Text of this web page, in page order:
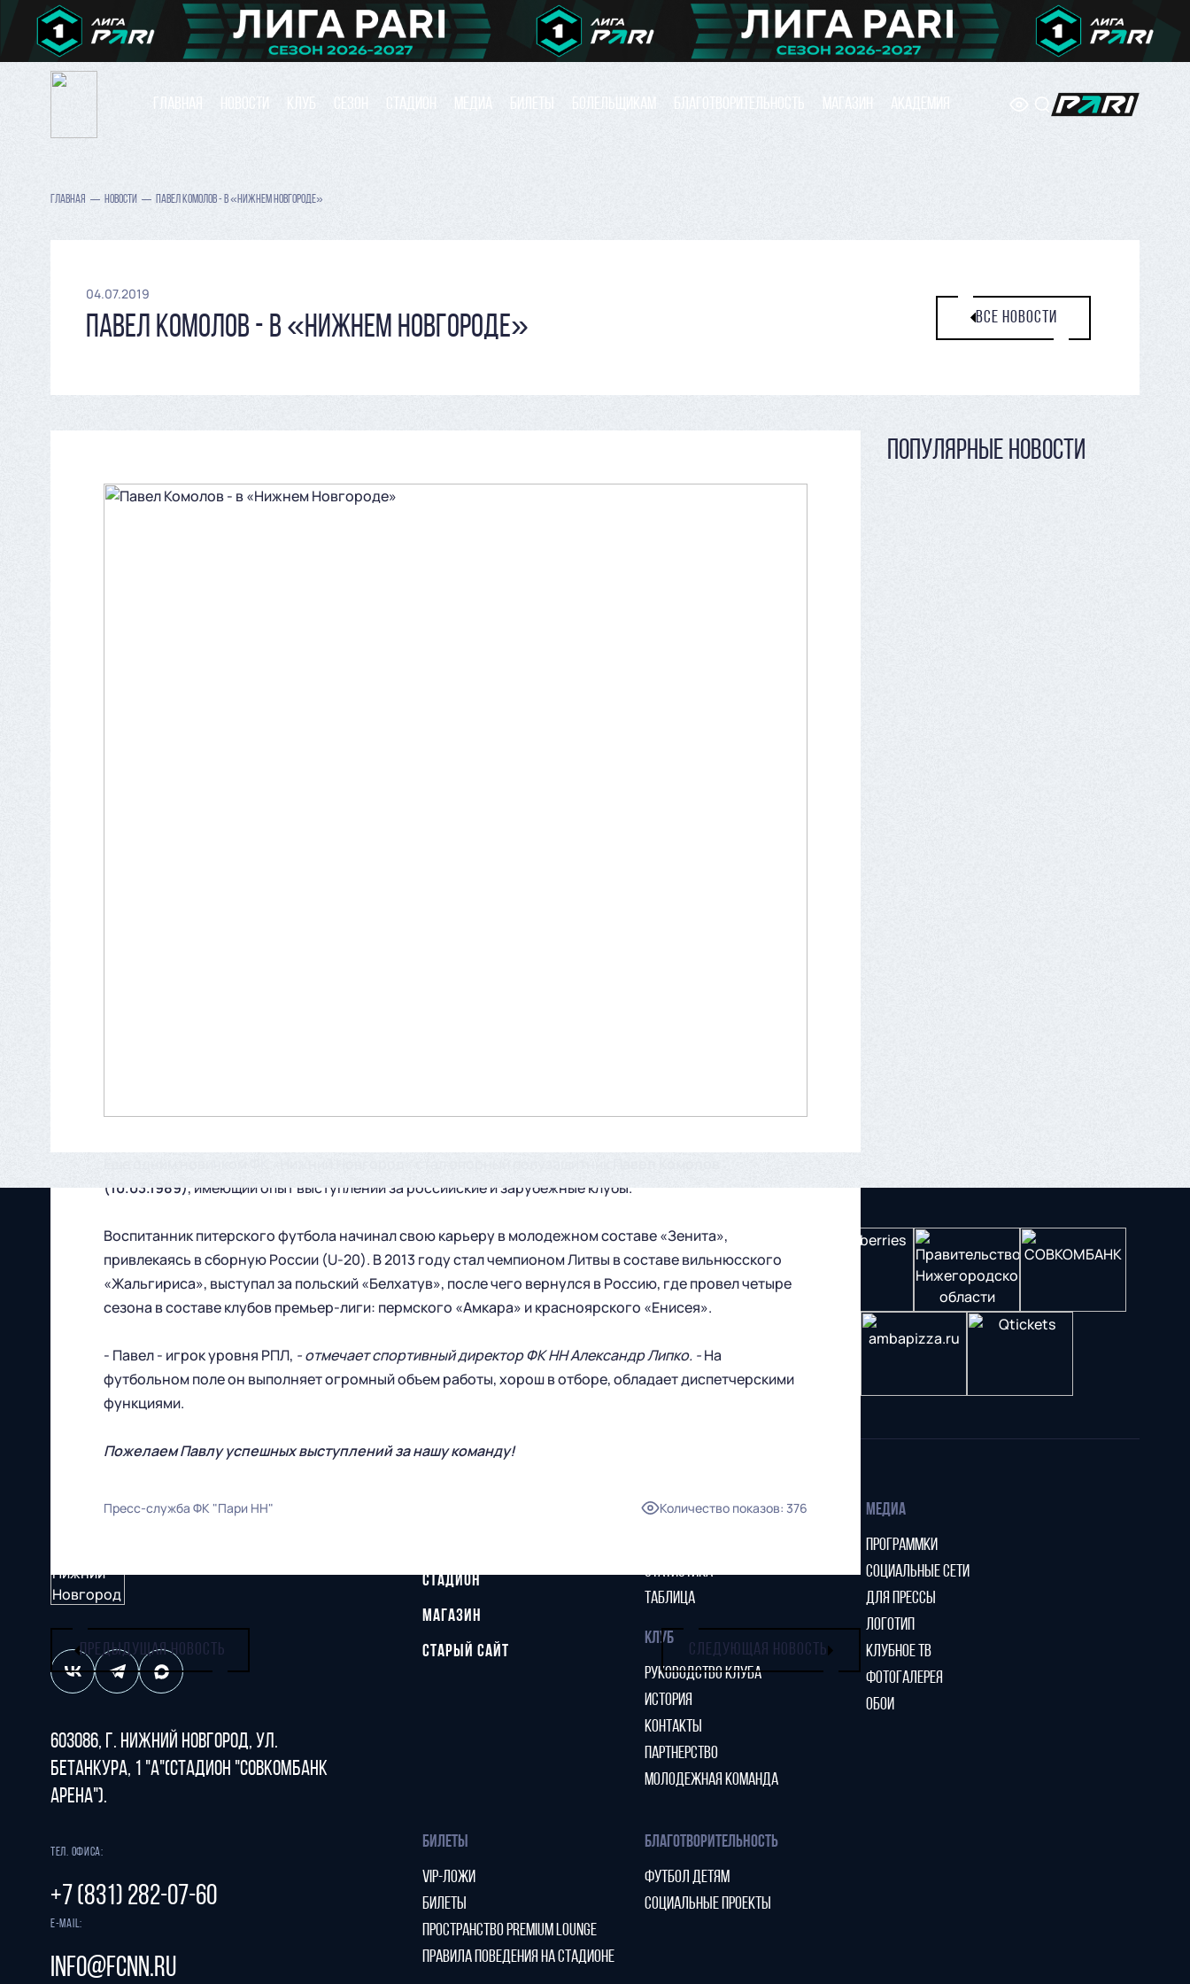
ГЛАВНАЯ НОВОСТИ КЛУБ СЕЗОН СТАДИОН МЕДИА БИЛЕТЫ БОЛЕЛЬЩИКАМ БЛАГОТВОРИТЕЛЬНОСТЬ МАГАЗИН АКАДЕМИЯ
ГЛАВНАЯ НОВОСТИ ПАВЕЛ КОМОЛОВ - В «НИЖНЕМ НОВГОРОДЕ»
04.07.2019
ПАВЕЛ КОМОЛОВ - В «НИЖНЕМ НОВГОРОДЕ» ВСЕ НОВОСТИ
(10.03.1989), имеющий опыт выступлений за российские и зарубежные клубы.
Воспитанник питерского футбола начинал свою карьеру в молодежном составе «Зенита»,
привлекаясь в сборную России (U-20). В 2013 году стал чемпионом Литвы в составе вильнюсского
«Жальгириса», выступал за польский «Белхатув», после чего вернулся в Россию, где провел четыре
сезона в составе клубов премьер-лиги: пермского «Амкара» и красноярского «Енисея».
- Павел - игрок уровня РПЛ, - отмечает спортивный директор ФК НН Александр Липко. -На
футбольном поле он выполняет огромный объем работы, хорош в отборе, обладает диспетчерскими
функциями.
Пожелаем Павлу успешных выступлений за нашу команду!
Пресс-служба ФК "Пари НН" Количество показов: 376
ПРЕДЫДУЩАЯ НОВОСТЬ СЛЕДУЮЩАЯ НОВОСТЬ
ПОПУЛЯРНЫЕ НОВОСТИ
603086, г. Нижний Новгород, ул.
Бетанкура, 1 "А"(стадион "СОВКОМБАНК
АРЕНА").
Тел. офиса:
+7 (831) 282-07-60
E-mail:
info@fcnn.ru
СТАДИОН
МАГАЗИН
СТАРЫЙ САЙТ
СЕЗОН
СТАТИСТИКА
ТАБЛИЦА
КЛУБ
РУКОВОДСТВО КЛУБА
ИСТОРИЯ
КОНТАКТЫ
ПАРТНЕРСТВО
МОЛОДЕЖНАЯ КОМАНДА
МЕДИА
ПРОГРАММКИ
СОЦИАЛЬНЫЕ СЕТИ
ДЛЯ ПРЕССЫ
ЛОГОТИП
КЛУБНОЕ ТВ
ФОТОГАЛЕРЕЯ
ОБОИ
БИЛЕТЫ
VIP-ЛОЖИ
БИЛЕТЫ
ПРОСТРАНСТВО PREMIUM LOUNGE
ПРАВИЛА ПОВЕДЕНИЯ НА СТАДИОНЕ
БЛАГОТВОРИТЕЛЬНОСТЬ
ФУТБОЛ ДЕТЯМ
СОЦИАЛЬНЫЕ ПРОЕКТЫ